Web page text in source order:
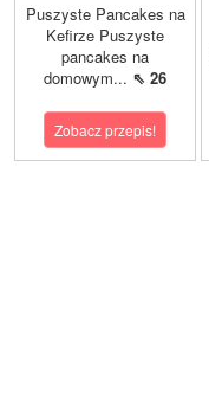
Puszyste Pancakes na
Kefirze Puszyste
pancakes na
domowym... ⇖ 26
Zobacz przepis!